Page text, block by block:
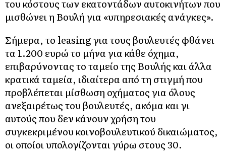
του κόστους των εκατοντάδων αυτοκινήτων που
μισθώνει η Βουλή για «υπηρεσιακές ανάγκες».
Σήμερα, το leasing για τους βουλευτές φθάνει
τα 1.200 ευρώ το μήνα για κάθε όχημα,
επιβαρύνοντας το ταμείο της Βουλής και άλλα
κρατικά ταμεία, ιδιαίτερα από τη στιγμή που
προβλέπεται μίσθωση οχήματος για όλους
ανεξαιρέτως του βουλευτές, ακόμα και γι
αυτούς που δεν κάνουν χρήση του
συγκεκριμένου κοινοβουλευτικού δικαιώματος,
οι οποίοι υπολογίζονται γύρω στους 30.